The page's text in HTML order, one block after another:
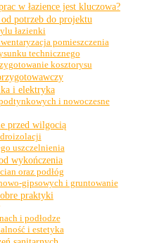
w łazience jest kluczowa?
potrzeb do projektu
łazienki
pomieszczenia
technicznego
kosztorysu
i elektryka
i nowoczesne
przed wilgocią
uszczelnienia
wykończenia
oraz podłóg
gipsowych i gruntowanie
praktyki
i podłodze
i estetyka